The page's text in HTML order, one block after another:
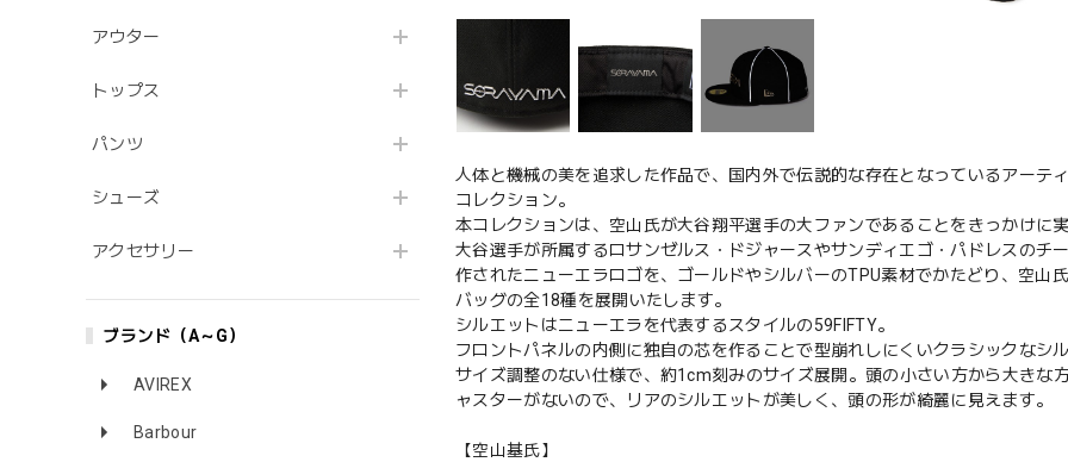
アウター
トップス
パンツ
シューズ
アクセサリー
ブランド（A～G）
AVIREX
Barbour
人体と機械の美を追求した作品で、国内外で伝説的な存在となっているアーテ
コレクション。
本コレクションは、空山氏が大谷翔平選手の大ファンであることをきっかけに
大谷選手が所属するロサンゼルス・ドジャースやサンディエゴ・パドレスのチ
作されたニューエラロゴを、ゴールドやシルバーのTPU素材でかたどり、空山
バッグの全18種を展開いたします。
シルエットはニューエラを代表するスタイルの59FIFTY。
フロントパネルの内側に独自の芯を作ることで型崩れしにくいクラシックなシ
サイズ調整のない仕様で、約1cm刻みのサイズ展開。頭の小さい方から大きな
ャスターがないので、リアのシルエットが美しく、頭の形が綺麗に見えます。
【空山基氏】